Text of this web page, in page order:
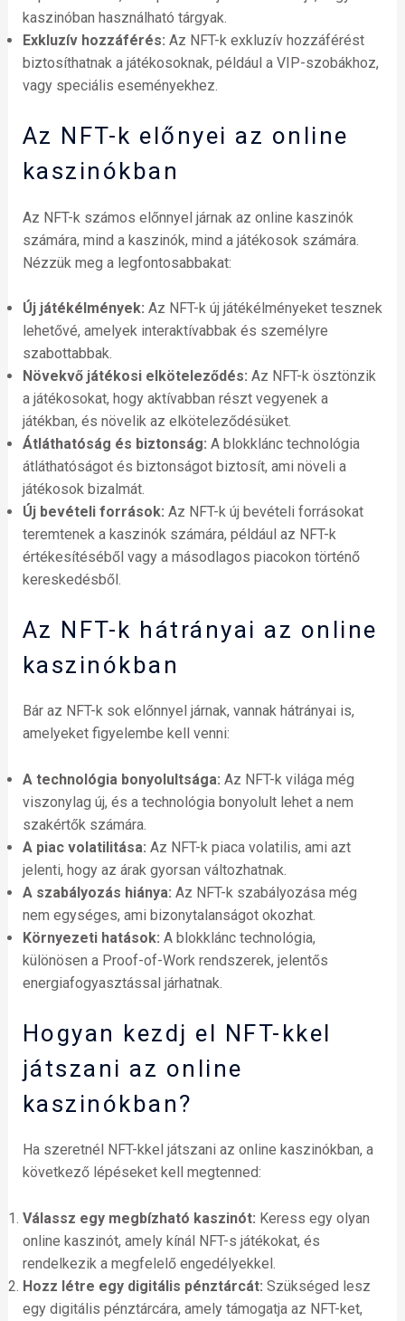
kaszinóban használható tárgyak.
Exkluzív hozzáférés: Az NFT-k exkluzív hozzáférést
biztosíthatnak a játékosoknak, például a VIP-szobákhoz,
vagy speciális eseményekhez.
Az NFT-k előnyei az online
kaszinókban
Az NFT-k számos előnnyel járnak az online kaszinók
számára, mind a kaszinók, mind a játékosok számára.
Nézzük meg a legfontosabbakat:
Új játékélmények: Az NFT-k új játékélményeket tesznek
lehetővé, amelyek interaktívabbak és személyre
szabottabbak.
Növekvő játékosi elköteleződés: Az NFT-k ösztönzik
a játékosokat, hogy aktívabban részt vegyenek a
játékban, és növelik az elköteleződésüket.
Átláthatóság és biztonság: A blokklánc technológia
átláthatóságot és biztonságot biztosít, ami növeli a
játékosok bizalmát.
Új bevételi források: Az NFT-k új bevételi forrásokat
teremtenek a kaszinók számára, például az NFT-k
értékesítéséből vagy a másodlagos piacokon történő
kereskedésből.
Az NFT-k hátrányai az online
kaszinókban
Bár az NFT-k sok előnnyel járnak, vannak hátrányai is,
amelyeket figyelembe kell venni:
A technológia bonyolultsága: Az NFT-k világa még
viszonylag új, és a technológia bonyolult lehet a nem
szakértők számára.
A piac volatilitása: Az NFT-k piaca volatilis, ami azt
jelenti, hogy az árak gyorsan változhatnak.
A szabályozás hiánya: Az NFT-k szabályozása még
nem egységes, ami bizonytalanságot okozhat.
Környezeti hatások: A blokklánc technológia,
különösen a Proof-of-Work rendszerek, jelentős
energiafogyasztással járhatnak.
Hogyan kezdj el NFT-kkel
játszani az online
kaszinókban?
Ha szeretnél NFT-kkel játszani az online kaszinókban, a
következő lépéseket kell megtenned:
Válassz egy megbízható kaszinót: Keress egy olyan
online kaszinót, amely kínál NFT-s játékokat, és
rendelkezik a megfelelő engedélyekkel.
Hozz létre egy digitális pénztárcát: Szükséged lesz
egy digitális pénztárcára, amely támogatja az NFT-ket,